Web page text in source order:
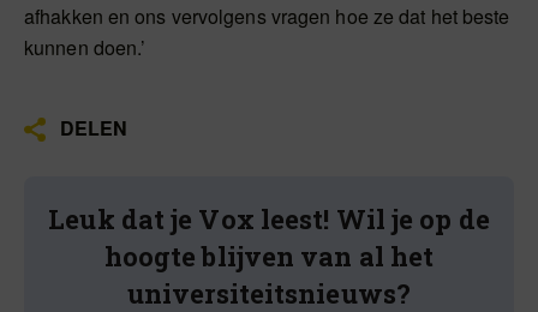
afhakken en ons vervolgens vragen hoe ze dat het beste
kunnen doen.’
DELEN
Leuk dat je Vox leest! Wil je op de
hoogte blijven van al het
universiteitsnieuws?